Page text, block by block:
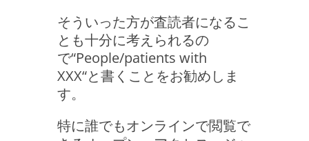
そういった方が査読者になるこ
とも十分に考えられるの
で“People/patients with
XXX“と書くことをお勧めしま
す。
特に誰でもオンラインで閲覧で